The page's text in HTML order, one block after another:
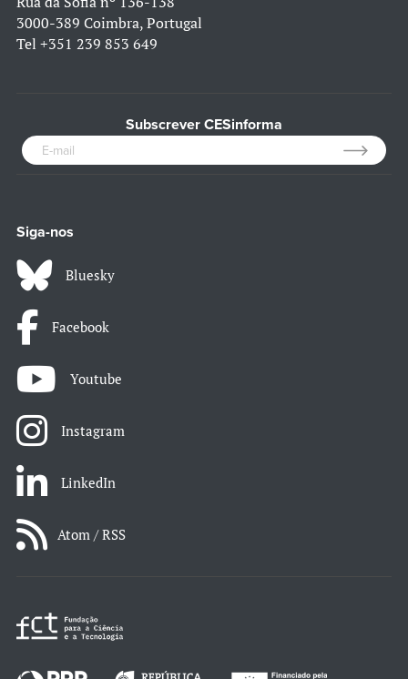
3000-389 Coimbra, Portugal
Tel +351 239 853 649
Subscrever CESinforma
Siga-nos
Bluesky
Facebook
Youtube
Instagram
LinkedIn
Atom / RSS